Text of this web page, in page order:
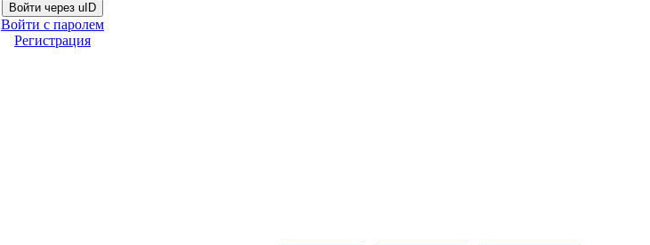
Войти через uID
Войти с паролем
Регистрация